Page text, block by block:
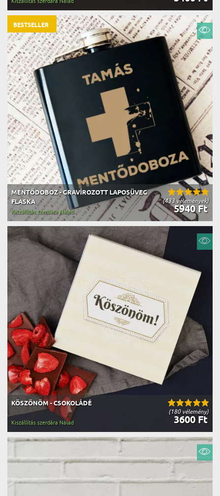
(433 vélemények)
MENTŐDOBOZ - GRAVÍROZOTT LAPOSÜVEG
FLASKA
5940 Ft
Kiszállítás szerdára Nálad
BESTSELLER
(180 vélemény)
KÖSZÖNÖM - CSOKOLÁDÉ
3600 Ft
Kiszállítás szerdára Nálad